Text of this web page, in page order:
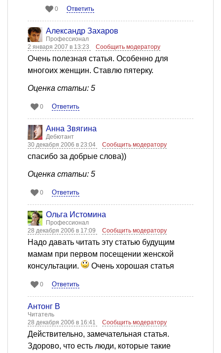
0 Ответить
Александр Захаров
Профессионал
2 января 2007 в 13:23
Сообщить модератору
Очень полезная статья. Особенно для
многоих женщин. Ставлю пятерку.
Оценка статьи: 5
0 Ответить
Анна Звягина
Дебютант
30 декабря 2006 в 23:04
Сообщить модератору
спасибо за добрые слова))
Оценка статьи: 5
0 Ответить
Ольга Истомина
Профессионал
28 декабря 2006 в 17:09
Сообщить модератору
Надо давать читать эту статью будущим
мамам при первом посещении женской
консультации.
Очень хорошая статья
0 Ответить
Антонг В
Читатель
28 декабря 2006 в 16:41
Сообщить модератору
Действительно, замечательная статья.
Здорово, что есть люди, которые такие